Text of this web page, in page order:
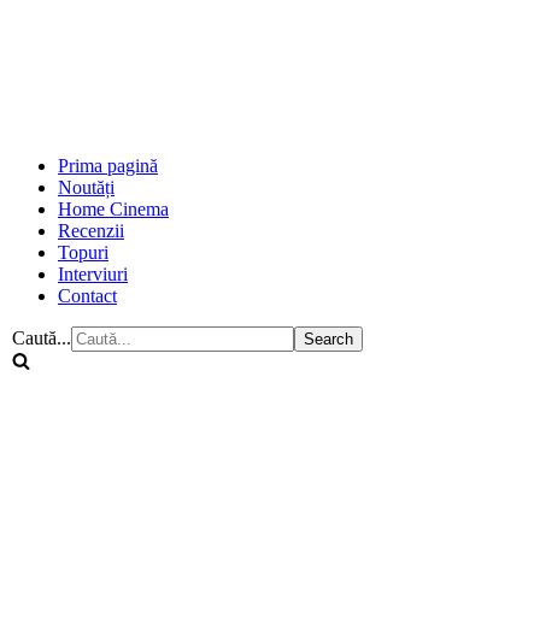
Prima pagină
Noutăți
Home Cinema
Recenzii
Topuri
Interviuri
Contact
Caută...